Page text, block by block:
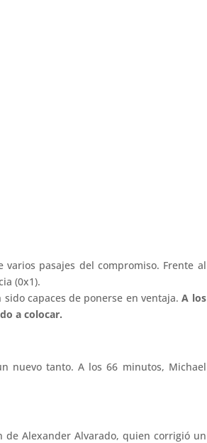
pasajes del compromiso. Frente al
(0x1).
capaces de ponerse en ventaja.A los
a colocar.
nuevo tanto. A los 66 minutos, Michael
Alexander Alvarado, quien corrigió un